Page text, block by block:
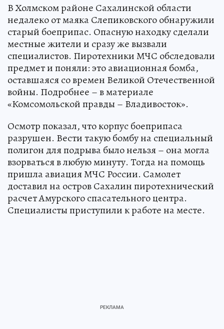
В Холмском районе Сахалинской области
недалеко от маяка Слепиковского обнаружили
старый боеприпас. Опасную находку сделали
местные жители и сразу же вызвали
специалистов. Пиротехники МЧС обследовали
предмет и поняли: это авиационная бомба,
оставшаяся со времен Великой Отечественной
войны. Подробнее – в материале
«Комсомольской правды – Владивосток».
Осмотр показал, что корпус боеприпаса
разрушен. Вести такую бомбу на специальный
полигон для подрыва было нельзя – она могла
взорваться в любую минуту. Тогда на помощь
пришла авиация МЧС России. Самолет
доставил на остров Сахалин пиротехнический
расчет Амурского спасательного центра.
Специалисты приступили к работе на месте.